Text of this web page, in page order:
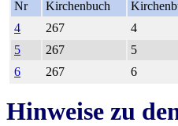
Nr
Kirchenbuch
4
267 4
5
267 5
6
267 6
Hinweise zu